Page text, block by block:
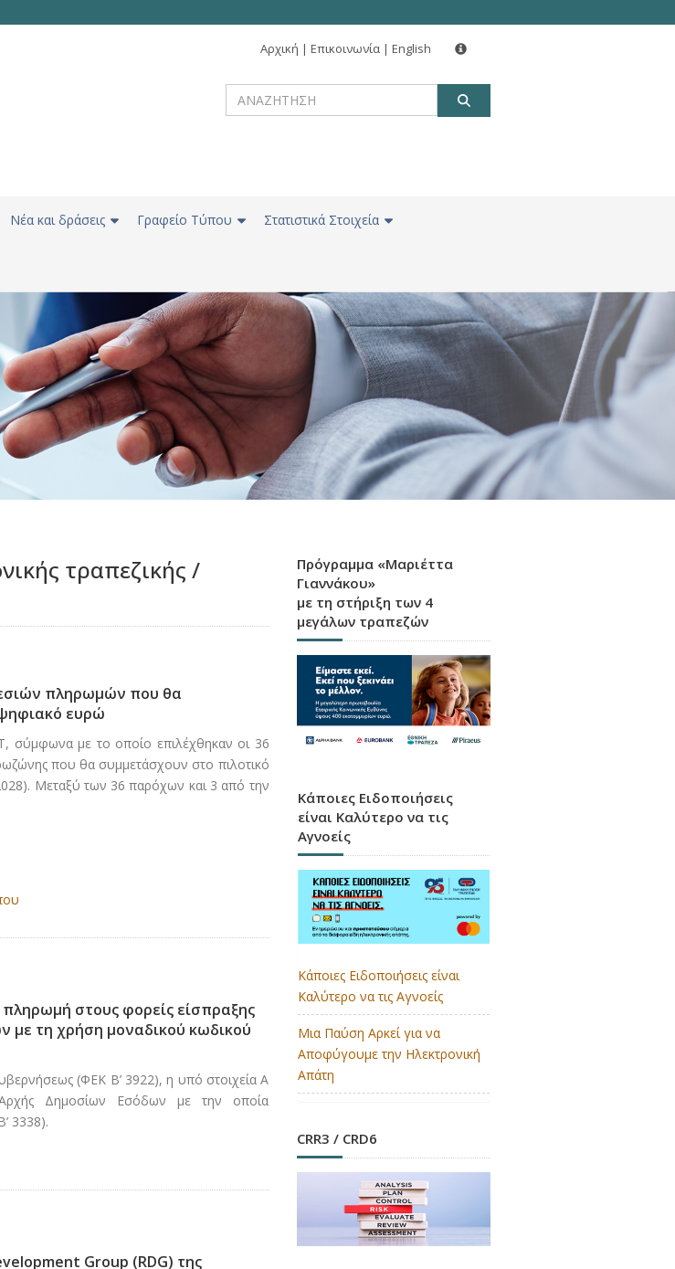
Αρχική | Επικοινωνία | English
Νέα και δράσεις Γραφείο Τύπου Στατιστικά Στοιχεία
τραπεζικής /
πληρωμών που θα
ευρώ
σύμφωνα με το οποίο επιλέχθηκαν οι 36
που θα συμμετάσχουν στο πιλοτικό
Μεταξύ των 36 παρόχων και 3 από την
στους φορείς είσπραξης
με τη χρήση μοναδικού κωδικού
(ΦΕΚ Β’ 3922), η υπό στοιχεία Α
Δημοσίων Εσόδων με την οποία
3338).
Group (RDG) της
Πρόγραμμα «Μαριέττα
Γιαννάκου»
με τη στήριξη των 4
μεγάλων τραπεζών
Κάποιες Ειδοποιήσεις
είναι Καλύτερο να τις
Αγνοείς
Κάποιες Ειδοποιήσεις είναι
Καλύτερο να τις Αγνοείς
Μια Παύση Αρκεί για να
Αποφύγουμε την Ηλεκτρονική
Απάτη
CRR3 / CRD6